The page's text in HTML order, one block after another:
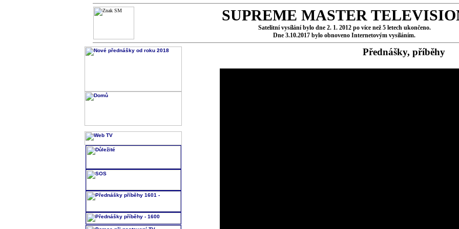
SUPREME MASTER
Satelitní vysílání bylo dne 2. 1. 2012 po více než 5 letech ukončeno.
Dne 3.10.2017 bylo obnoveno Internetovým vysíláním.
Přednášky, příběhy